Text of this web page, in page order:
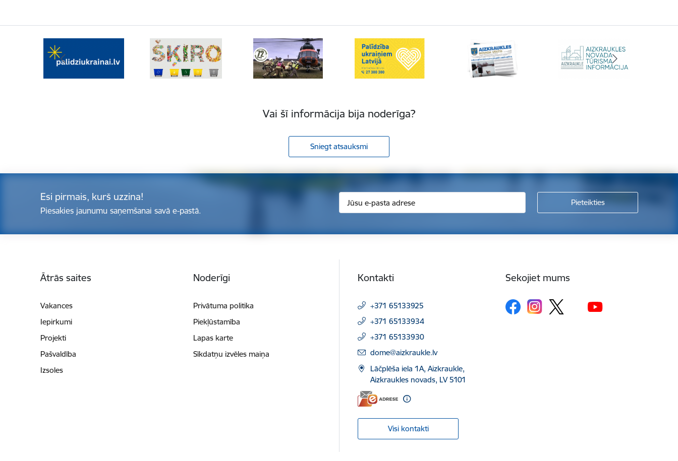
Vai šī informācija bija noderīga?
Sniegt atsauksmi
Esi pirmais, kurš uzzina!
Piesakies jaunumu saņemšanai savā e-pastā.
Ātrās saites
Vakances
Iepirkumi
Projekti
Pašvaldība
Izsoles
Noderīgi
Privātuma politika
Piekļūstamība
Lapas karte
Sīkdatņu izvēles maiņa
Kontakti
+371 65133925
+371 65133934
+371 65133930
E-pasts:
dome@aizkraukle.lv
Lāčplēša iela 1A, Aizkraukle,
Aizkraukles novads, LV 5101
Visi kontakti
Sekojiet mums